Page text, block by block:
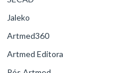
Jaleko
Artmed360
Artmed Editora